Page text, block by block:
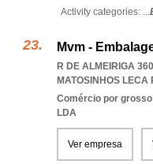
Activity categories: ...
Mvm -
R DE ALMEIRIGA
MATOSINHOS LECA
Comércio por
LDA
Ver empresa